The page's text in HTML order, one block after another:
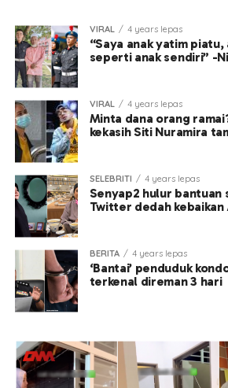
VIRAL 4 years lepas
“Saya anak yatim piatu,
seperti anak sendiri” -
VIRAL 4 years lepas
Minta dana orang
kekasih Siti Nuramira
SELEBRITI 4 years lepas
Senyap2 hulur bantuan
Twitter dedah kebaikan
BERITA 4 years lepas
‘Bantai’ penduduk
terkenal direman 3 hari